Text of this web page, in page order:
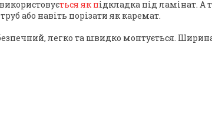
ться як підкладка під ламінат. А
або навіть порізати як каремат.
легко та швидко монтується. Ширина